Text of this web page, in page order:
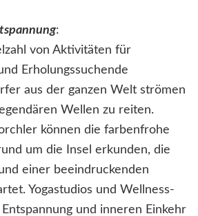
:
von Aktivitäten für
Erholungssuchende
aus der ganzen Welt strömen
Wellen zu reiten.
können die farbenfrohe
um die Insel erkunden, die
einer beeindruckenden
Yogastudios und Wellness-
und inneren Einkehr